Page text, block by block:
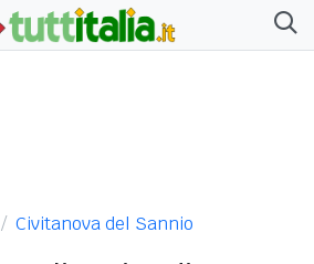
Civitanova del Sannio